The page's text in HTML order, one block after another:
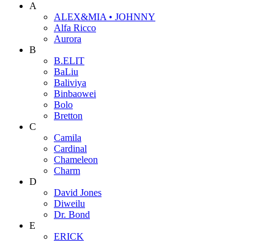
A
ALEX&MIA • JOHNNY
Alfa Ricco
Aurora
B
B.ELIT
BaLiu
Baliviya
Binbaowei
Bolo
Bretton
C
Camila
Cardinal
Chameleon
Charm
D
David Jones
Diweilu
Dr. Bond
E
ERICK